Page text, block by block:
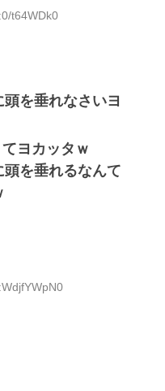
t64WDk0
を垂れなさいヨ
ヨカッタｗ
を垂れるなんて